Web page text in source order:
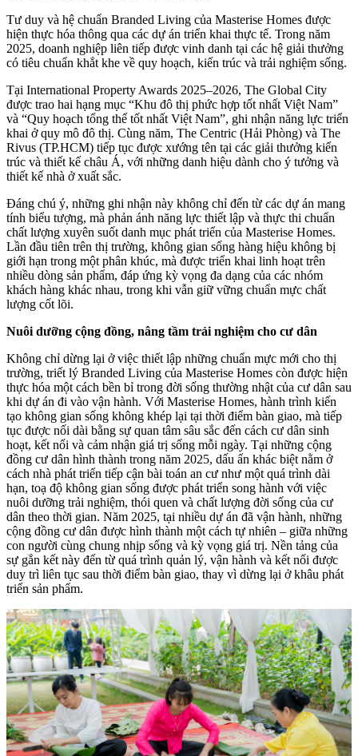
Tư duy và hệ chuẩn Branded Living của Masterise Homes được
hiện thực hóa thông qua các dự án triển khai thực tế. Trong năm
2025, doanh nghiệp liên tiếp được vinh danh tại các hệ giải thưởng
có tiêu chuẩn khắt khe về quy hoạch, kiến trúc và trải nghiệm sống.
Tại International Property Awards 2025–2026, The Global City
được trao hai hạng mục “Khu đô thị phức hợp tốt nhất Việt Nam”
và “Quy hoạch tổng thể tốt nhất Việt Nam”, ghi nhận năng lực triển
khai ở quy mô đô thị. Cùng năm, The Centric (Hải Phòng) và The
Rivus (TP.HCM) tiếp tục được xướng tên tại các giải thưởng kiến
trúc và thiết kế châu Á, với những danh hiệu dành cho ý tưởng và
thiết kế nhà ở xuất sắc.
Đáng chú ý, những ghi nhận này không chỉ đến từ các dự án mang
tính biểu tượng, mà phản ánh năng lực thiết lập và thực thi chuẩn
chất lượng xuyên suốt danh mục phát triển của Masterise Homes.
Lần đầu tiên trên thị trường, không gian sống hàng hiệu không bị
giới hạn trong một phân khúc, mà được triển khai linh hoạt trên
nhiều dòng sản phẩm, đáp ứng kỳ vọng đa dạng của các nhóm
khách hàng khác nhau, trong khi vẫn giữ vững chuẩn mực chất
lượng cốt lõi.
Nuôi dưỡng cộng đồng, nâng tầm trải nghiệm cho cư dân
Không chỉ dừng lại ở việc thiết lập những chuẩn mực mới cho thị
trường, triết lý Branded Living của Masterise Homes còn được hiện
thực hóa một cách bền bỉ trong đời sống thường nhật của cư dân sau
khi dự án đi vào vận hành. Với Masterise Homes, hành trình kiến
tạo không gian sống không khép lại tại thời điểm bàn giao, mà tiếp
tục được nối dài bằng sự quan tâm sâu sắc đến cách cư dân sinh
hoạt, kết nối và cảm nhận giá trị sống mỗi ngày. Tại những cộng
đồng cư dân hình thành trong năm 2025, dấu ấn khác biệt nằm ở
cách nhà phát triển tiếp cận bài toán an cư như một quá trình dài
hạn, toạ độ không gian sống được phát triển song hành với việc
nuôi dưỡng trải nghiệm, thói quen và chất lượng đời sống của cư
dân theo thời gian. Năm 2025, tại nhiều dự án đã vận hành, những
cộng đồng cư dân được hình thành một cách tự nhiên – giữa những
con người cùng chung nhịp sống và kỳ vọng giá trị. Nền tảng của
sự gắn kết này đến từ quá trình quản lý, vận hành và kết nối được
duy trì liên tục sau thời điểm bàn giao, thay vì dừng lại ở khâu phát
triển sản phẩm.